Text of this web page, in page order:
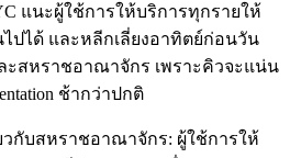
แนะผู้ใช้การให้บริการทุกรายให้
ไปได้ และหลีกเลี่ยงอาทิตย์ก่อนวัน
ะสหราชอาณาจักร เพราะคิวจะแน่น
ช้ากว่าปกติ
วกับสหราชอาณาจักร: ผู้ใช้การให้